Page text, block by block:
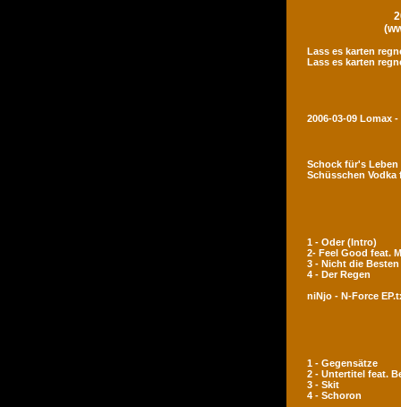
Lass es karten
Lass es karten
2006-03-09 Lomax
Schock für's
Schüsschen Vodka
1 - Oder (Intro)
2- Feel Good feat.
3 - Nicht die Besten
4 - Der Regen
niNjo - N-Force
1 - Gegensätze
2 - Untertitel feat.
3 - Skit
4 - Schoron